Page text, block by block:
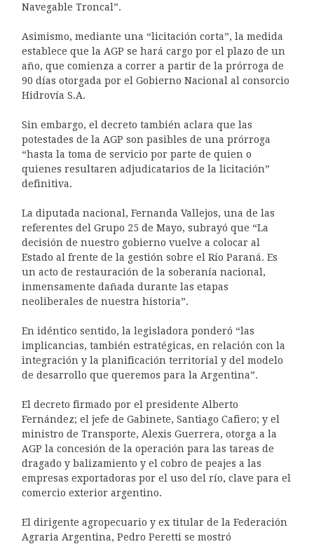
Navegable Troncal”.
Asimismo, mediante una “licitación corta”, la medida
establece que la AGP se hará cargo por el plazo de un
año, que comienza a correr a partir de la prórroga de
90 días otorgada por el Gobierno Nacional al consorcio
Hidrovía S.A.
Sin embargo, el decreto también aclara que las
potestades de la AGP son pasibles de una prórroga
“hasta la toma de servicio por parte de quien o
quienes resultaren adjudicatarios de la licitación”
definitiva.
La diputada nacional, Fernanda Vallejos, una de las
referentes del Grupo 25 de Mayo, subrayó que “La
decisión de nuestro gobierno vuelve a colocar al
Estado al frente de la gestión sobre el Río Paraná. Es
un acto de restauración de la soberanía nacional,
inmensamente dañada durante las etapas
neoliberales de nuestra historia”.
En idéntico sentido, la legisladora ponderó “las
implicancias, también estratégicas, en relación con la
integración y la planificación territorial y del modelo
de desarrollo que queremos para la Argentina”.
El decreto firmado por el presidente Alberto
Fernández; el jefe de Gabinete, Santiago Cafiero; y el
ministro de Transporte, Alexis Guerrera, otorga a la
AGP la concesión de la operación para las tareas de
dragado y balizamiento y el cobro de peajes a las
empresas exportadoras por el uso del río, clave para el
comercio exterior argentino.
El dirigente agropecuario y ex titular de la Federación
Agraria Argentina, Pedro Peretti se mostró